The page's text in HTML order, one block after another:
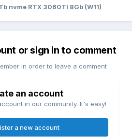
nvme RTX 3060TI 8Gb (W11)
or sign in to comment
in order to leave a comment
an account
in our community. It's easy!
a new account